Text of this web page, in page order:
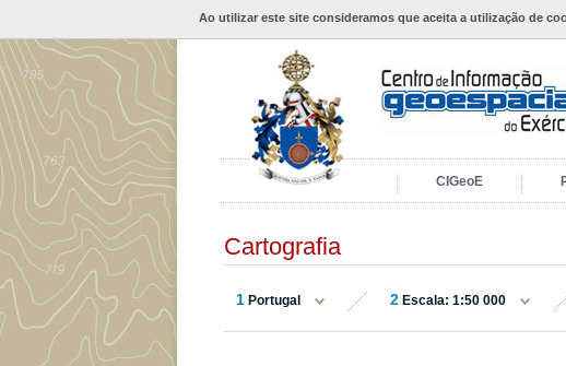
Ao utilizar este site consideramos que aceita a utilização de
CIGeoE
Cartografia
1 Portugal 2 Escala: 1:50 000